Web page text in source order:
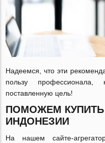
Надеемся, что эти
пользу профессионала,
поставленную цель!
ПОМОЖЕМ
ИНДОНЕЗИИ
На нашем сайте-